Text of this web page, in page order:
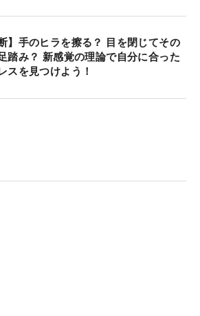
断】手のヒラを擦る？ 目を閉じてその
踏み？ 新感覚の理論で自分に合った
スを見つけよう！